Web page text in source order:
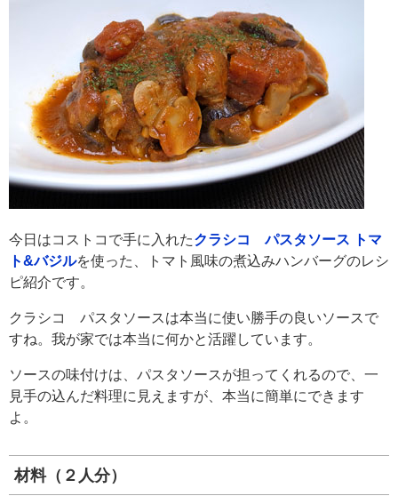
今日はコストコで手に入れたクラシコ パスタソース トマ
ト&バジルを使った、トマト風味の煮込みハンバーグのレシ
ピ紹介です。
クラシコ パスタソースは本当に使い勝手の良いソースで
すね。我が家では本当に何かと活躍しています。
ソースの味付けは、パスタソースが担ってくれるので、一
見手の込んだ料理に見えますが、本当に簡単にできます
よ。
材料（２人分）